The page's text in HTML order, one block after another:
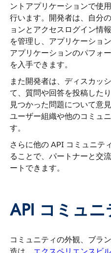
ントアプリケーションで使
行います。開発者は、自分
ョンとアクセスログイン情
を管理し、アプリケーショ
アプリケーションのパフォ
を入手できます。
また開発者は、ディスカッ
て、質問や回答を投稿した
見つかった問題について意
ユーザー組織や他のコミュ
す。
さらに他の API コミュニテ
ることで、パートナーと交
ートできます。
API コミュ
コミュニティの外観、ブラ